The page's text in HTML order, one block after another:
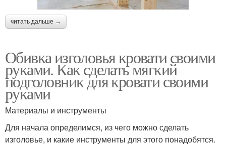
читать дальше →
Обивка изголовья кровати своими
руками. Как сделать мягкий
подголовник для кровати своими
руками
Материалы и инструменты
Для начала определимся, из чего можно сделать
изголовье, и какие инструменты для этого понадобятся.